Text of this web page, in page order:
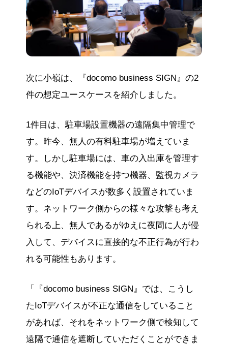
次に小嶺は、『docomo business SIGN』の2
件の想定ユースケースを紹介しました。
1件目は、駐車場設置機器の遠隔集中管理で
す。昨今、無人の有料駐車場が増えていま
す。しかし駐車場には、車の入出庫を管理す
る機能や、決済機能を持つ機器、監視カメラ
などのIoTデバイスが数多く設置されていま
す。ネットワーク側からの様々な攻撃も考え
られる上、無人であるがゆえに夜間に人が侵
入して、デバイスに直接的な不正行為が行わ
れる可能性もあります。
「『docomo business SIGN』では、こうし
たIoTデバイスが不正な通信をしていること
があれば、それをネットワーク側で検知して
遠隔で通信を遮断していただくことができま